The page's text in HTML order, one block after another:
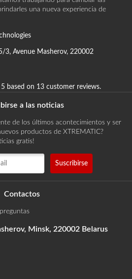
una nueva experiencia de
3, Avenue Masherov, 220002
based on 13 customer reviews.
a las noticias
de los últimos acontecimientos y ser
productos de XTREMATIC?
gratis!
Contactos
Minsk, 220002 Belarus